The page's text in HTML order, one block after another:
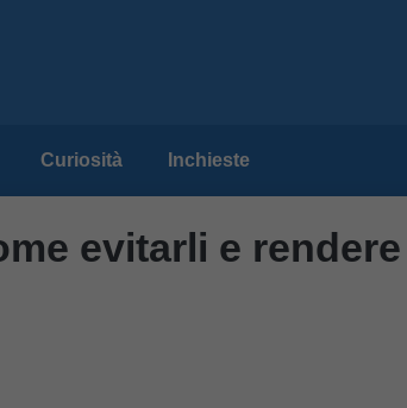
Curiosità Inchieste
evitarli e rendere